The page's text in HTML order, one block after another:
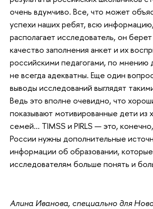
очень вдумчиво. Все, что может
успехи наших ребят, всю
располагает исследователь, он
качество заполнения анкет и их
российскими педагогами, по мнению
не всегда адекватны. Еще один
выводы исследований выглядят
Ведь это вполне очевидно, что
показывают мотивированные дети из
семей… TIMSS и PIRLS — это,
России нужны дополнительные
информации об образовании,
исследователям больше понять и
Алина Иванова, специально для